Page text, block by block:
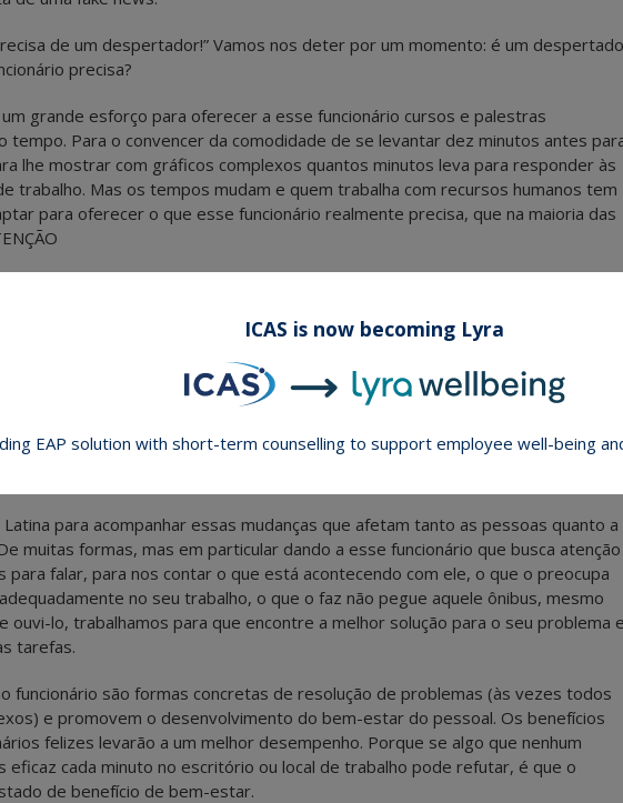
de um despertador!” Vamos nos deter por um momento: é um
precisa?
grande esforço para oferecer a esse funcionário cursos e palestras
tempo. Para o convencer da comodidade de se levantar dez minutos antes
lhe mostrar com gráficos complexos quantos minutos leva para responder às
trabalho. Mas os tempos mudam e quem trabalha com recursos humanos tem
para oferecer o que esse funcionário realmente precisa, que na maioria das
anos promoveu um estilo de vida rápido e competitivo. A multitarefa foi a
a lidar com tudo ao mesmo tempo: família, amigos, trabalho e relacionamento
tão bom) se misturando cada vez mais sem perceber. Obtivemos bons
nem sempre tivemos sucesso. Esse estilo de vida levou a situações
ao estresse crônico.
de atividades onde procuramos ‘aquietar a mente’, e que isso não é ruim, que
fazendo parte de nossas vidas, mas tanto os funcionários quanto as
aprender a administrar o estresse sem perder a eficiência .
para acompanhar essas mudanças que afetam tanto as pessoas quanto a
muitas formas, mas em particular dando a esse funcionário que busca atenção
falar, para nos contar o que está acontecendo com ele, o que o preocupa
no seu trabalho, o que o faz não pegue aquele ônibus, mesmo
ouvi-lo, trabalhamos para que encontre a melhor solução para o seu problema e
tarefas.
funcionário são formas concretas de resolução de problemas (às vezes todos
e promovem o desenvolvimento do bem-estar do pessoal. Os benefícios
felizes levarão a um melhor desempenho. Porque se algo que nenhum
cada minuto no escritório ou local de trabalho pode refutar, é que o
de benefício de bem-estar.
ICAS is now becoming Lyra
EAP solution with short-term counselling to support employee well-being